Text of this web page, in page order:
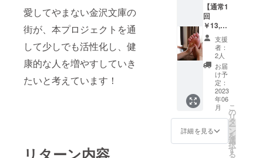
愛してやまない金沢文庫の
街が、本プロジェクトを通
して少しでも活性化し、健
康的な人を増やすしていき
たいと考えています！
リターン内容
【通常1
回
￥13,50
0】 ロ
ミロミ
＆デ
トック
スヘッ
ドスパ
＆足つ
ぼマッ
サージ
110分/5
回の提
供 有効
期限：
支援
者：
2人
お届
け予
定：
2023
年06
月
詳細を見る
こ
の
リ
タ
ー
ン
を
選
択
す
る